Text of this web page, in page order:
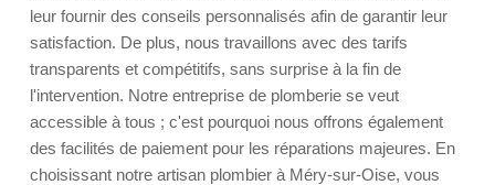
leur fournir des conseils personnalisés afin de garantir leur
satisfaction. De plus, nous travaillons avec des tarifs
transparents et compétitifs, sans surprise à la fin de
l'intervention. Notre entreprise de plomberie se veut
accessible à tous ; c'est pourquoi nous offrons également
des facilités de paiement pour les réparations majeures. En
choisissant notre artisan plombier à Méry-sur-Oise, vous